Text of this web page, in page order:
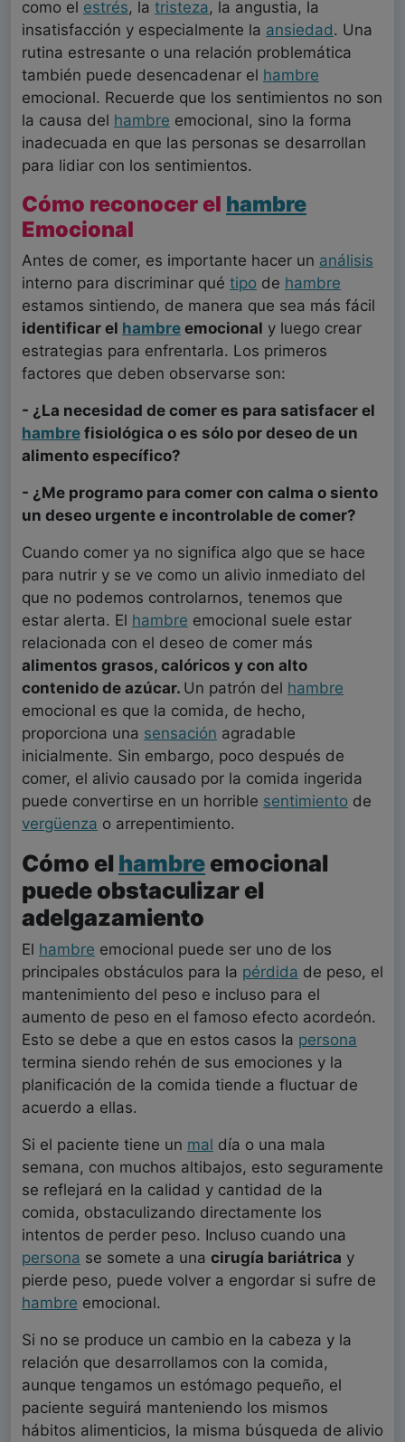
como el estrés, la tristeza, la angustia, la
insatisfacción y especialmente la ansiedad. Una
rutina estresante o una relación problemática
también puede desencadenar el hambre
emocional. Recuerde que los sentimientos no son
la causa del hambre emocional, sino la forma
inadecuada en que las personas se desarrollan
para lidiar con los sentimientos.
Cómo reconocer el hambre
Emocional
Antes de comer, es importante hacer un análisis
interno para discriminar qué tipo de hambre
estamos sintiendo, de manera que sea más fácil
identificar el hambre emocional y luego crear
estrategias para enfrentarla. Los primeros
factores que deben observarse son:
- ¿La necesidad de comer es para satisfacer el
hambre fisiológica o es sólo por deseo de un
alimento específico?
- ¿Me programo para comer con calma o siento
un deseo urgente e incontrolable de comer?
Cuando comer ya no significa algo que se hace
para nutrir y se ve como un alivio inmediato del
que no podemos controlarnos, tenemos que
estar alerta. El hambre emocional suele estar
relacionada con el deseo de comer más
alimentos grasos, calóricos y con alto
contenido de azúcar. Un patrón del hambre
emocional es que la comida, de hecho,
proporciona una sensación agradable
inicialmente. Sin embargo, poco después de
comer, el alivio causado por la comida ingerida
puede convertirse en un horrible sentimiento de
vergüenza o arrepentimiento.
Cómo el hambre emocional
puede obstaculizar el
adelgazamiento
El hambre emocional puede ser uno de los
principales obstáculos para la pérdida de peso, el
mantenimiento del peso e incluso para el
aumento de peso en el famoso efecto acordeón.
Esto se debe a que en estos casos la persona
termina siendo rehén de sus emociones y la
planificación de la comida tiende a fluctuar de
acuerdo a ellas.
Si el paciente tiene un mal día o una mala
semana, con muchos altibajos, esto seguramente
se reflejará en la calidad y cantidad de la
comida, obstaculizando directamente los
intentos de perder peso. Incluso cuando una
persona se somete a una cirugía bariátrica y
pierde peso, puede volver a engordar si sufre de
hambre emocional.
Si no se produce un cambio en la cabeza y la
relación que desarrollamos con la comida,
aunque tengamos un estómago pequeño, el
paciente seguirá manteniendo los mismos
hábitos alimenticios, la misma búsqueda de alivio